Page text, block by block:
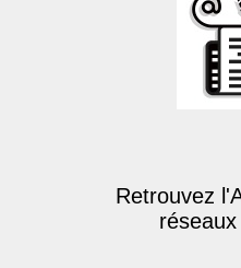
Retrouvez